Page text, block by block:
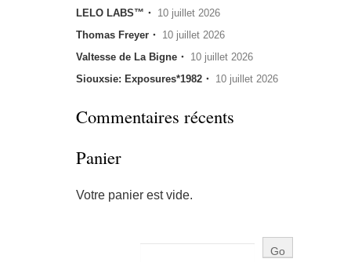
LELO LABS™・ 10 juillet 2026
Thomas Freyer・ 10 juillet 2026
Valtesse de La Bigne・ 10 juillet 2026
Siouxsie: Exposures*1982・ 10 juillet 2026
Commentaires récents
Panier
Votre panier est vide.